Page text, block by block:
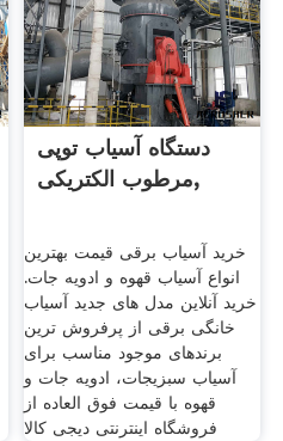
دستگاه آسیاب توپی
مرطوب الکتریکی,
خرید آسیاب برقی قیمت بهترین
انواع آسیاب قهوه و ادویه جات.
خرید آنلاین مدل های جدید آسیاب
خانگی برقی از پرفروش ترین
برندهای موجود مناسب برای
آسیاب سبزیجات، ادویه جات و
قهوه با قیمت فوق العاده از
فروشگاه اینترنتی دیجی کالا